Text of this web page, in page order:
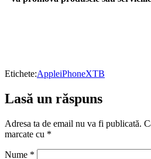
Etichete:AppleiPhoneXTB
Lasă un răspuns
Adresa ta de email nu va fi publicată.
marcate cu *
Nume *